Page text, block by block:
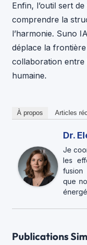
Enfin, l’outil sert
comprendre la
l’harmonie. Suno
déplace la
collaboration entre
humaine.
À propos Articles
Dr.
Je
les
fusion
que
Publications